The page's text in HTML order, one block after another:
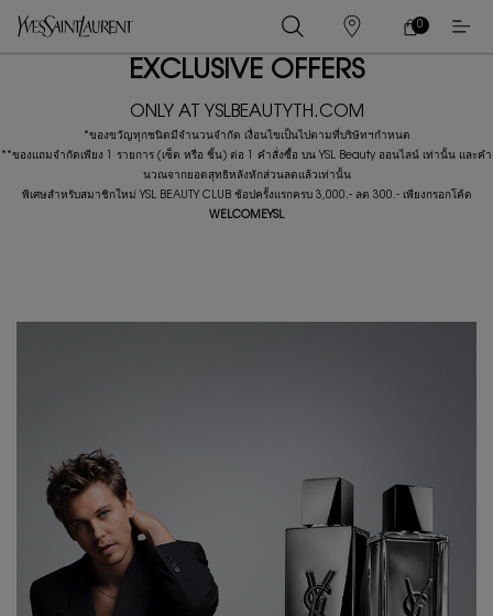
ร้าน
ค้า
ตะกร้า
0
0 PRODUCT IN
EXCLUSIVE OFFERS
ONLY AT YSLBEAUTYTH.COM
*ของขวัญทุกชนิดมีจำนวนจำกัด เงื่อนไขเป็นไปตามที่บริษัทฯกำหนด
**ของแถมจำกัดเพียง 1 รายการ (เซ็ต หรือ ชิ้น) ต่อ 1 คำสั่งซื้อ บน YSL Beauty ออนไลน์ เท่านั้น และคํา
นวณจากยอดสุทธิหลังหักส่วนลดแล้วเท่านั้น
พิเศษสำหรับสมาชิกใหม่ YSL BEAUTY CLUB ช้อปครั้งแรกครบ 3,000.- ลด 300.- เพียงกรอกโค้ด
WELCOMEYSL